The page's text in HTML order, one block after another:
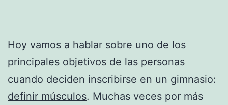
Hoy vamos a hablar sobre uno de los
principales objetivos de las personas
cuando deciden inscribirse en un gimnasio:
definir músculos. Muchas veces por más